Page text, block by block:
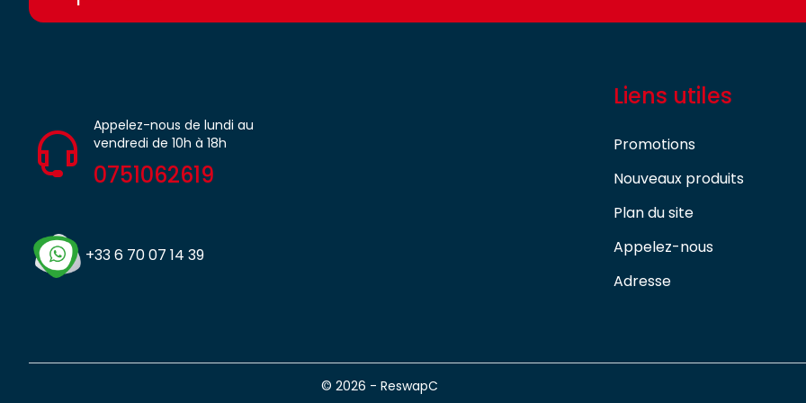
Appelez-nous de lundi au
vendredi de 10h à 18h
0751062619
+33 6 70 07 14 39
Liens utiles
Promotions
Nouveaux produits
Plan du site
Appelez-nous
Adresse
© 2026 - ReswapC